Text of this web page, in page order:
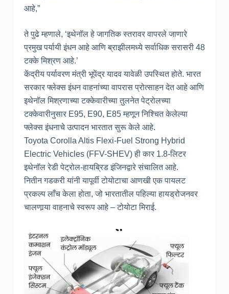
आहे,”
ते पुढे म्हणाले, ‘इथेनॉल हे जागतिक स्तरावर वापरले जाणारे
प्रमुख पर्यायी इंधन आहे आणि ब्राझीलमध्ये सर्वाधिक सरासरी 48
टक्के मिश्रण आहे.’
केंद्रीय पर्यावरण मंत्री भूपेंद्र यादव यावेळी उपस्थित होते. भारत
सरकार फ्लेक्स इंधन वाहनांच्या वापरास प्रोत्साहन देत आहे आणि
इथेनॉल मिश्रणाच्या टक्केवारीच्या तुलनेत पेट्रोलच्या
टक्केवारीनुसार E95, E90, E85 म्हणून निश्चित केलेल्या
फ्लेक्स इंधनाचे उत्पादन भारतात सुरू केले आहे.
Toyota Corolla Altis Flexi-Fuel Strong Hybrid
Electric Vehicles (FFV-SHEV) ही कार 1.8-लिटर
इथेनॉल रेडी पेट्रोल-हायब्रिड इंजिनद्वारे संचालित आहे.
नितीन गडकरी यांनी यापूर्वी टोयोटाचा आणखी एक पायलट
प्रकल्प लाँच केला होता, जो भारतातील पहिल्या हायड्रोजनवर
चालणार्‍या वाहनाचे स्वरूप आहे – टोयोटा मिराई.